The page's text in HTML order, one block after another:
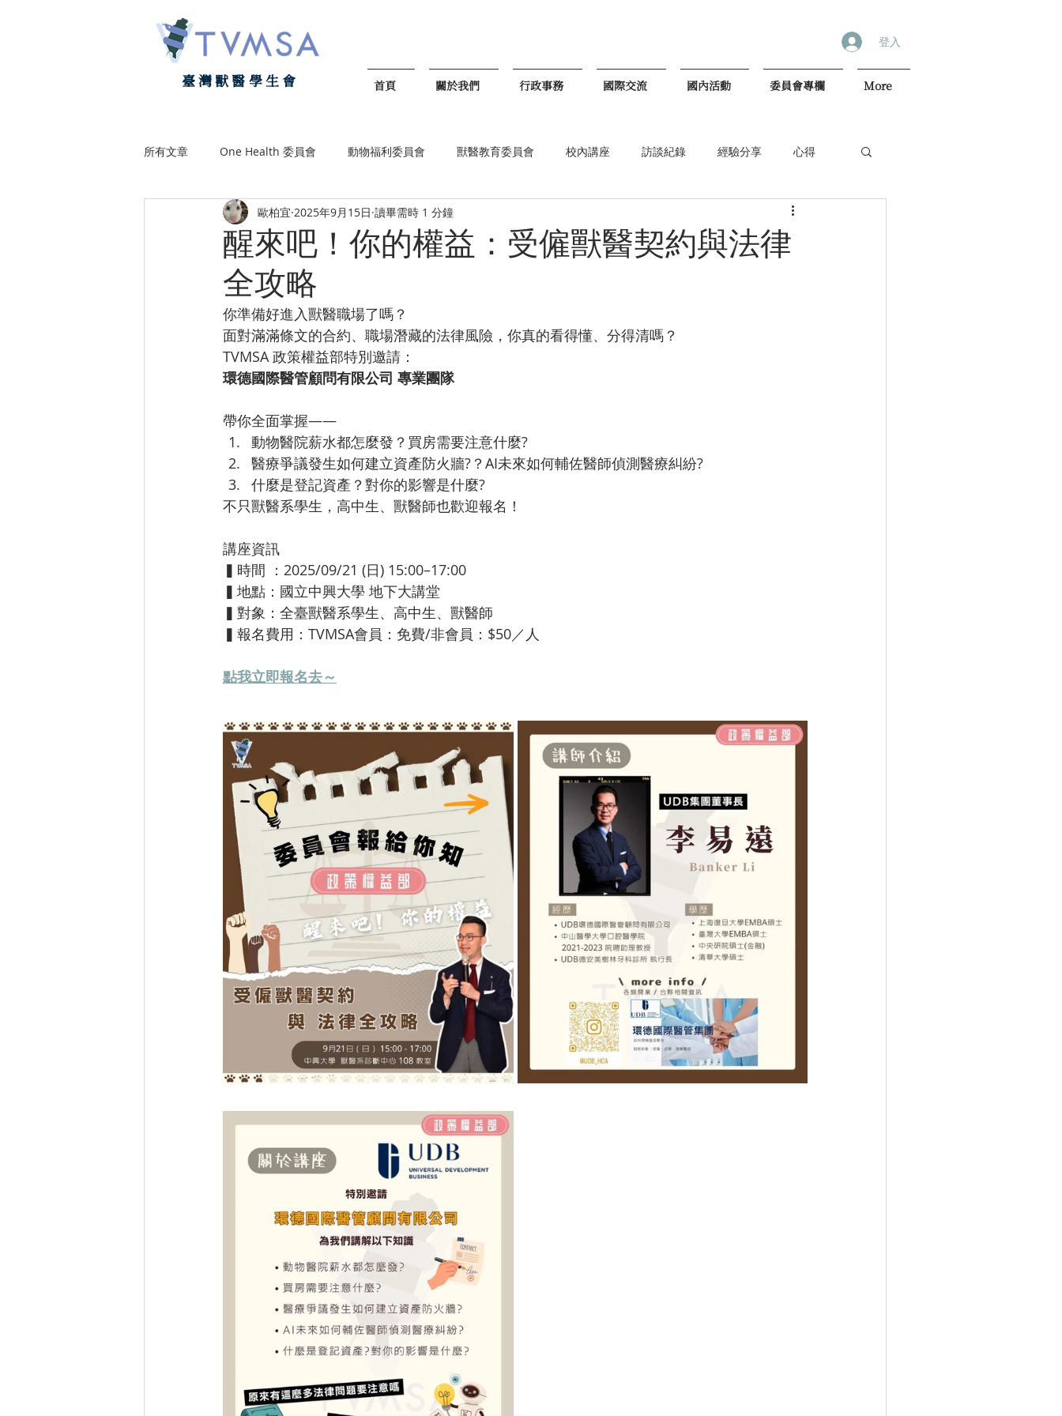
臺灣獸醫學生會
登入
首頁 關於我們 行政事務 國際交流 國內活動 委員會專欄 More
所有文章 One Health 委員會 動物福利委員會 獸醫教育委員會 校內講座 訪談紀錄 經驗分享 心得
政策權益部 會友聯絡部 贊助廠商 最新活動
醒來吧！你的權益：受僱獸醫契約與法律
全攻略
歐柏宜 2025年9月15日 讀畢需時 1 分鐘
你準備好進入獸醫職場了嗎？
面對滿滿條文的合約、職場潛藏的法律風險，你真的看得懂、分得清嗎？
TVMSA 政策權益部特別邀請：
環德國際醫管顧問有限公司 專業團隊
帶你全面掌握——
動物醫院薪水都怎麼發？買房需要注意什麼?
醫療爭議發生如何建立資產防火牆?？AI未來如何輔佐醫師偵測醫療糾紛?
什麼是登記資產？對你的影響是什麼?
不只獸醫系學生，高中生、獸醫師也歡迎報名！
講座資訊
▍ 時間 ： 2025/09/21 (日) 15:00–17:00
▍ 地點：國立中興大學 地下大講堂
▍ 對象：全臺獸醫系學生、高中生、獸醫師
▍ 報名費用：TVMSA會員：免費/非會員：$50／人
點我立即報名去～